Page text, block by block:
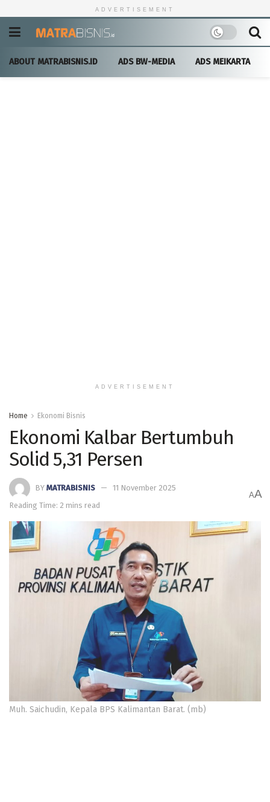
ADVERTISEMENT
ABOUT MATRABISNIS.ID ADS BW-MEDIA ADS MEIKARTA
ADVERTISEMENT
Home Ekonomi Bisnis
Ekonomi Kalbar Bertumbuh
Solid 5,31 Persen
BY MATRABISNIS
11 November 2025
Reading Time: 2 mins read
AA
Muh. Saichudin, Kepala BPS Kalimantan Barat. (mb)